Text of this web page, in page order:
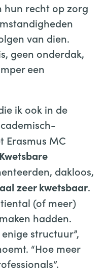
hun recht op zorg
van dien.
geen onderdak,
een
ik ook in de
Erasmus MC
Kwetsbare
dakloos,
zeer kwetsbaar.
(of meer)
hadden.
structuur”,
“Hoe meer